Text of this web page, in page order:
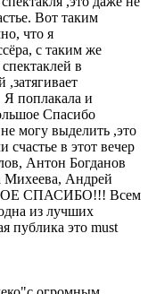
Вот таким
что я
с таким же
в
Я поплакала и
Спасибо
могу выделить ,это
в этот вечер
Антон Богданов
Михеева, Андрей
СПАСИБО!!! Всем
из лучших
публика это must